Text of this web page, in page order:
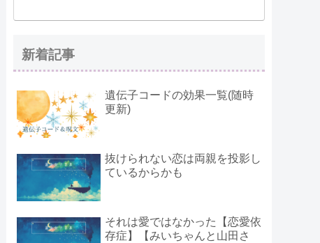
新着記事
遺伝子コードの効果一覧(随時
更新)
抜けられない恋は両親を投影し
ているからかも
それは愛ではなかった【恋愛依
存症】【みいちゃんと山田さ